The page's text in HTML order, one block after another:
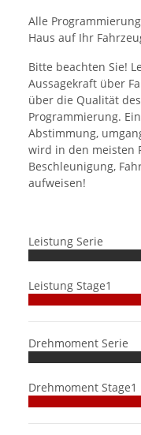
Alle
Haus auf Ihr
Bitte beachten Sie!
Aussagekraft über
über die Qualität
Programmierung.
Abstimmung,
wird in den meisten
Beschleunigung,
aufweisen!
Leistung Serie
Leistung Stage1
Drehmoment Serie
Drehmoment Stage1